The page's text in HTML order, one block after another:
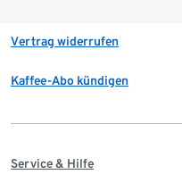
Vertrag widerrufen
Kaffee-Abo kündigen
Service & Hilfe